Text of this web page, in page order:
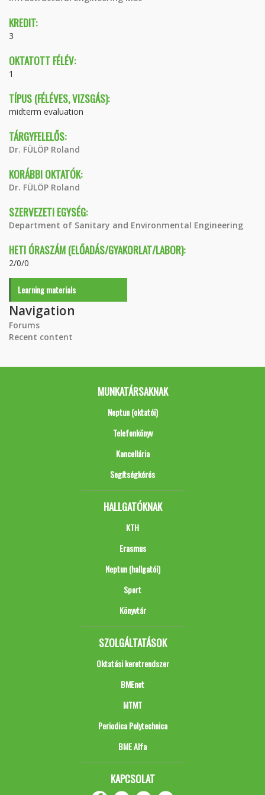
KREDIT:
3
OKTATOTT FÉLÉV:
1
TÍPUS (FÉLÉVES, VIZSGÁS):
midterm evaluation
TÁRGYFELELŐS:
Dr. FÜLÖP Roland
KORÁBBI OKTATÓK:
Dr. FÜLÖP Roland
SZERVEZETI EGYSÉG:
Department of Sanitary and Environmental Engineering
HETI ÓRASZÁM (ELŐADÁS/GYAKORLAT/LABOR):
2/0/0
Learning materials
Navigation
Forums
Recent content
MUNKATÁRSAKNAK
Neptun (oktatói)
Telefonkönyv
Kancellária
Segítségkérés
HALLGATÓKNAK
KTH
Erasmus
Neptun (hallgatói)
Sport
Könyvtár
SZOLGÁLTATÁSOK
Oktatási keretrendszer
BMEnet
MTMT
Periodica Polytechnica
BME Alfa
KAPCSOLAT